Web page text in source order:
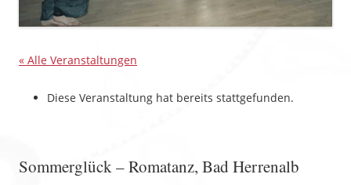
« Alle Veranstaltungen
Diese Veranstaltung hat bereits stattgefunden.
Sommerglück – Romatanz, Bad Herrenalb